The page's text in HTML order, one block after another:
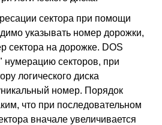
сектора при помощи
указывать номер дорожки,
сектора на дорожке. DOS
нумерацию секторов, при
логического диска
номер. Порядок
что при последовательном
вначале увеличивается